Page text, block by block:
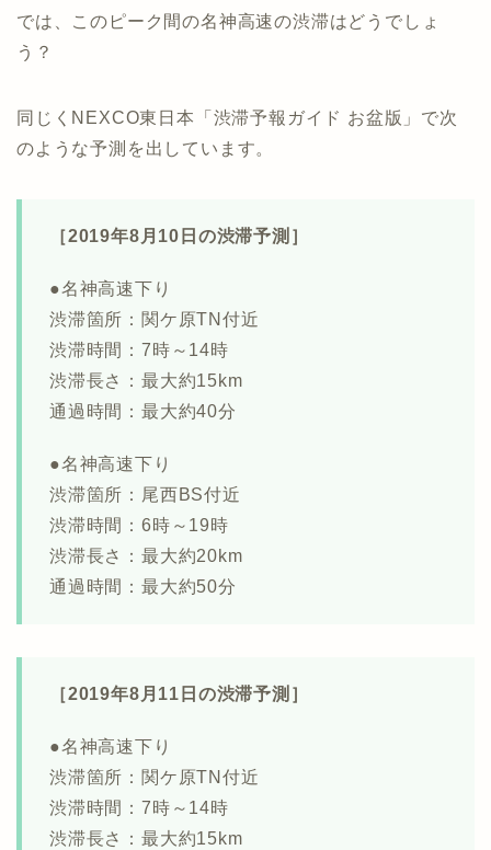
では、このピーク間の名神高速の渋滞はどうでしょ
う？
同じくNEXCO東日本「渋滞予報ガイド お盆版」で次
のような予測を出しています。
［2019年8月10日の渋滞予測］
●名神高速下り
渋滞箇所：関ケ原TN付近
渋滞時間：7時～14時
渋滞長さ：最大約15km
通過時間：最大約40分
●名神高速下り
渋滞箇所：尾西BS付近
渋滞時間：6時～19時
渋滞長さ：最大約20km
通過時間：最大約50分
［2019年8月11日の渋滞予測］
●名神高速下り
渋滞箇所：関ケ原TN付近
渋滞時間：7時～14時
渋滞長さ：最大約15km